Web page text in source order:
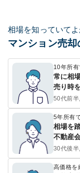
相場を知っていてよ
マンション売却
10年所有
常に相
売り時
50代前
5年所有
相場を
不動産
30代後
高価格を